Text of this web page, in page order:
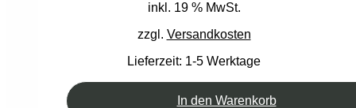
inkl. 19 % MwSt.
zzgl. Versandkosten
Lieferzeit: 1-5 Werktage
In den Warenkorb